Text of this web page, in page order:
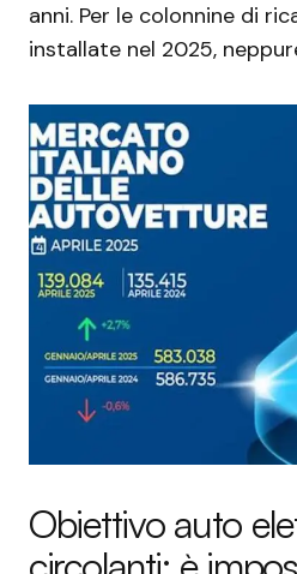
anni. Per le colonnine di
installate nel 2025,
Obiettivo auto